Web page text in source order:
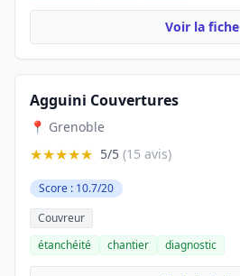
Voir la fiche
Agguini Couvertures
📍 Grenoble
★★★★★ 5/5 (15 avis)
Score : 10.7/20
Couvreur
étanchéité
chantier diagnostic